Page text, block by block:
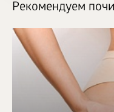
Рекомендуем